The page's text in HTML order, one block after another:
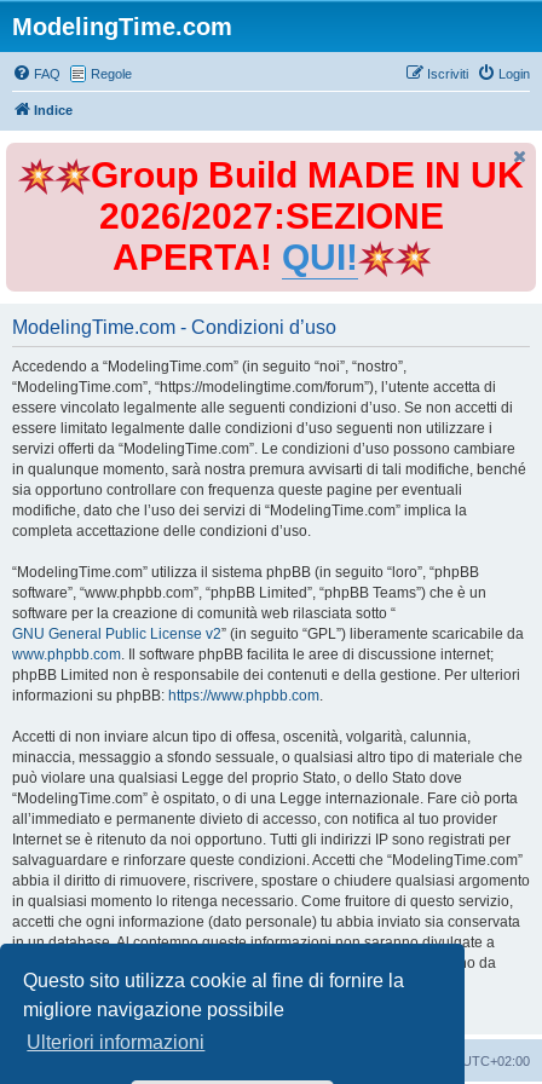
Questo sito utilizza cookie al fine di fornire la
migliore navigazione possibile
Ulteriori informazioni
ModelingTime.com
FAQ Regole Login
Iscriviti
Indice
Group Build MADE IN UK
2026/2027:SEZIONE
APERTA! QUI!
ModelingTime.com - Condizioni d’uso
Accedendo a “ModelingTime.com” (in seguito “noi”, “nostro”,
“ModelingTime.com”, “https://modelingtime.com/forum”), l’utente accetta di
essere vincolato legalmente alle seguenti condizioni d’uso. Se non accetti di
essere limitato legalmente dalle condizioni d’uso seguenti non utilizzare i
servizi offerti da “ModelingTime.com”. Le condizioni d’uso possono cambiare
in qualunque momento, sarà nostra premura avvisarti di tali modifiche, benché
sia opportuno controllare con frequenza queste pagine per eventuali
modifiche, dato che l’uso dei servizi di “ModelingTime.com” implica la
completa accettazione delle condizioni d’uso.
“ModelingTime.com” utilizza il sistema phpBB (in seguito “loro”, “phpBB
software”, “www.phpbb.com”, “phpBB Limited”, “phpBB Teams”) che è un
software per la creazione di comunità web rilasciata sotto “
GNU General Public License v2” (in seguito “GPL”) liberamente scaricabile da
www.phpbb.com. Il software phpBB facilita le aree di discussione internet;
phpBB Limited non è responsabile dei contenuti e della gestione. Per ulteriori
informazioni su phpBB: https://www.phpbb.com.
Accetti di non inviare alcun tipo di offesa, oscenità, volgarità, calunnia,
minaccia, messaggio a sfondo sessuale, o qualsiasi altro tipo di materiale che
può violare una qualsiasi Legge del proprio Stato, o dello Stato dove
“ModelingTime.com” è ospitato, o di una Legge internazionale. Fare ciò porta
all’immediato e permanente divieto di accesso, con notifica al tuo provider
Internet se è ritenuto da noi opportuno. Tutti gli indirizzi IP sono registrati per
salvaguardare e rinforzare queste condizioni. Accetti che “ModelingTime.com”
abbia il diritto di rimuovere, riscrivere, spostare o chiudere qualsiasi argomento
in qualsiasi momento lo ritenga necessario. Come fruitore di questo servizio,
accetti che ogni informazione (dato personale) tu abbia inviato sia conservata
in un database. Al contempo queste informazioni non saranno divulgate a
nessuno senza il tuo consenso, né “ModelingTime.com” o phpBB sono da
ritenersi responsabili per qualsiasi violazione al sistema che possa
compromettere queste informazioni.
UTC+02:00